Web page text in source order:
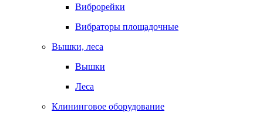
Виброрейки
Вибраторы площадочные
Вышки, леса
Вышки
Леса
Клининговое оборудование